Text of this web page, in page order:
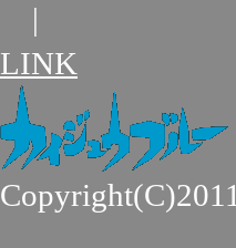
|
LINK
Copyright(C)2011